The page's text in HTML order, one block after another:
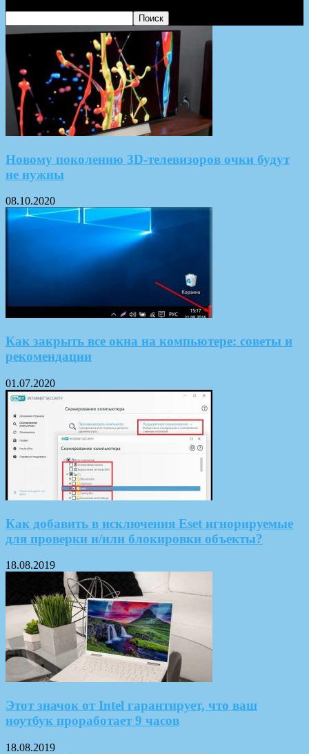
Новому поколению 3D-телевизоров очки будут
не нужны
08.10.2020
Как закрыть все окна на компьютере: советы и
рекомендации
01.07.2020
Как добавить в исключения Eset игнорируемые
для проверки и/или блокировки объекты?
18.08.2019
Этот значок от Intel гарантирует, что ваш
ноутбук проработает 9 часов
18.08.2019